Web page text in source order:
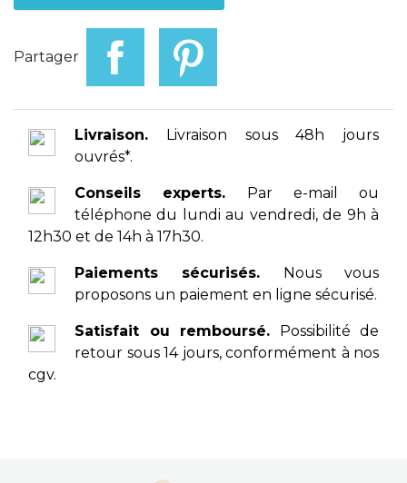
Partager
Livraison. Livraison sous 48h jours
ouvrés*.
Conseils experts. Par e-mail ou
téléphone du lundi au vendredi, de 9h à
12h30 et de 14h à 17h30.
Paiements sécurisés. Nous vous
proposons un paiement en ligne sécurisé.
Satisfait ou remboursé. Possibilité de
retour sous 14 jours, conformément à nos
cgv.